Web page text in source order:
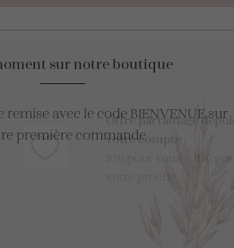
Offre parrainage depuis
votre compte
sur notre boutique
remise avec le code BIENVENUE sur
première commande